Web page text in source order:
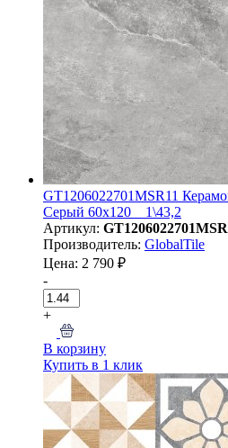
GT1206022701MSR11
Серый 60x120 _ 1\43,2
Артикул:
Производитель: GlobalTile
Цена: 2 790 ₽
-
+
В корзину
Купить в 1 клик